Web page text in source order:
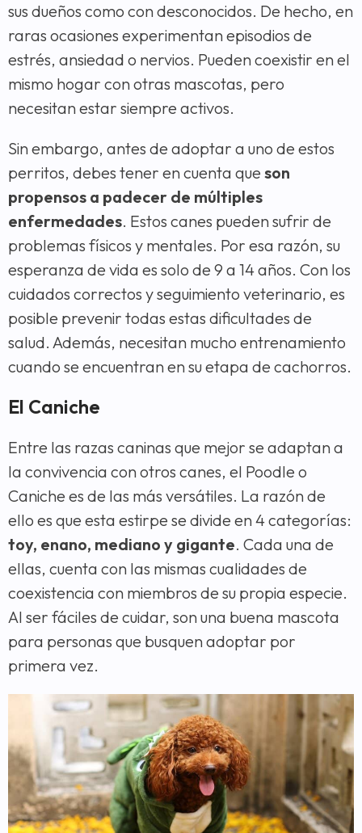
sus dueños como con desconocidos. De hecho, en
raras ocasiones experimentan episodios de
estrés, ansiedad o nervios. Pueden coexistir en el
mismo hogar con otras mascotas, pero
necesitan estar siempre activos.
Sin embargo, antes de adoptar a uno de estos
perritos, debes tener en cuenta que son
propensos a padecer de múltiples
enfermedades. Estos canes pueden sufrir de
problemas físicos y mentales. Por esa razón, su
esperanza de vida es solo de 9 a 14 años. Con los
cuidados correctos y seguimiento veterinario, es
posible prevenir todas estas dificultades de
salud. Además, necesitan mucho entrenamiento
cuando se encuentran en su etapa de cachorros.
El Caniche
Entre las razas caninas que mejor se adaptan a
la convivencia con otros canes, el Poodle o
Caniche es de las más versátiles. La razón de
ello es que esta estirpe se divide en 4 categorías:
toy, enano, mediano y gigante. Cada una de
ellas, cuenta con las mismas cualidades de
coexistencia con miembros de su propia especie.
Al ser fáciles de cuidar, son una buena mascota
para personas que busquen adoptar por
primera vez.